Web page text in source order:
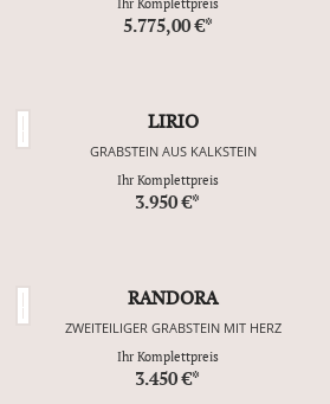
5.775,00 €*
LIRIO
GRABSTEIN AUS KALKSTEIN
Ihr Komplettpreis
3.950 €*
RANDORA
ZWEITEILIGER GRABSTEIN MIT HERZ
Ihr Komplettpreis
3.450 €*